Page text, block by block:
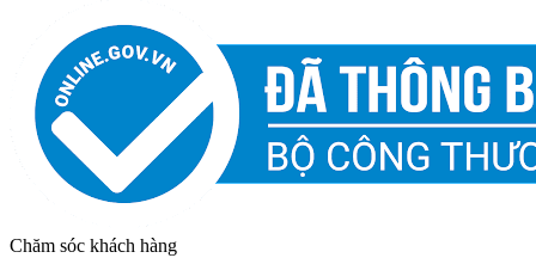
Chăm sóc khách hàng